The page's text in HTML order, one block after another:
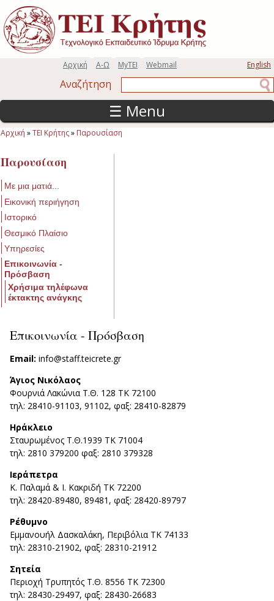
Παράκαμψη προς το κυρίως περιεχόμενο
English
Webmail
MyTEI
Α-Ω
Αρχική
Αναζήτηση
☰ Menu
Αρχική »ΤΕΙ Κρήτης» Παρουσίαση
Παρουσίαση
Με μια ματιά...
Εικονική περιήγηση
Ιστορικό
Θεσμικό Πλαίσιο
Υπηρεσίες
Επικοινωνία -
Πρόσβαση
Χρήσιμα τηλέφωνα
έκτακτης ανάγκης
Επικοινωνία - Πρόσβαση
Email: info@staff.teicrete.gr
Άγιος Νικόλαος
Φουρνιά Λακώνια Τ.Θ. 128 ΤΚ 72100
τηλ: 28410-91103, 91102, φαξ: 28410-82879
Ηράκλειο
Σταυρωμένος T.Θ.1939 ΤΚ 71004
τηλ: 2810 379200 φαξ: 2810 379328
Ιεράπετρα
Κ. Παλαμά & Ι. Κακριδή ΤΚ 72200
τηλ: 28420-89480, 89481, φαξ: 28420-89797
Ρέθυμνο
Εμμανουήλ Δασκαλάκη, Περιβόλια ΤΚ 74133
τηλ: 28310-21902, φαξ: 28310-21912
Σητεία
Περιοχή Τρυπητός Τ.Θ. 8556 ΤΚ 72300
τηλ: 28430-29497, φαξ: 28430-26683